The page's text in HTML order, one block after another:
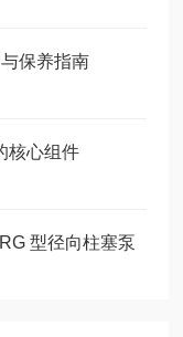
保养指南
核心组件
型径向柱塞泵